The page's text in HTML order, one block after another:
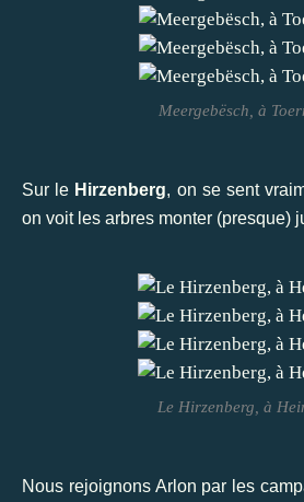
Meergebësch, à
Sur le Hirzenberg, on se sent
on voit les arbres monter (presque)
Le Hirzenberg, à
Nous rejoignons Arlon par les